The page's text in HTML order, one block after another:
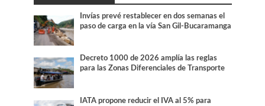
Invías prevé restablecer en dos semanas el
paso de carga en la vía San Gil-Bucaramanga
Decreto 1000 de 2026 amplía las reglas
para las Zonas Diferenciales de Transporte
IATA propone reducir el IVA al 5% para